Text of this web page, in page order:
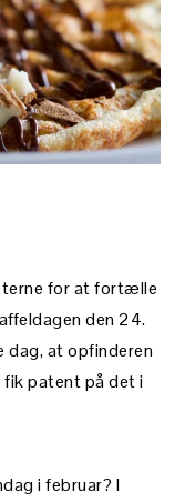
for at fortælle
den 24.
dag, at opfinderen
patent på det i
i februar? I